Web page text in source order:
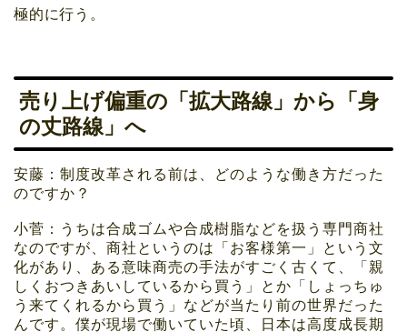
極的に行う。
売り上げ偏重の「拡大路線」から「身
の丈路線」へ
安藤：制度改革される前は、どのような働き方だった
のですか？
小菅：うちは合成ゴムや合成樹脂などを扱う専門商社
なのですが、商社というのは「お客様第一」という文
化があり、ある意味商売の手法がすごく古くて、「親
しくおつきあいしているから買う」とか「しょっちゅ
う来てくれるから買う」などが当たり前の世界だった
んです。僕が現場で働いていた頃、日本は高度成長期